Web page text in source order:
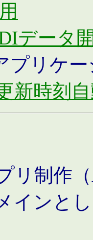
データ
プリケ
新時刻
リ制作
インと